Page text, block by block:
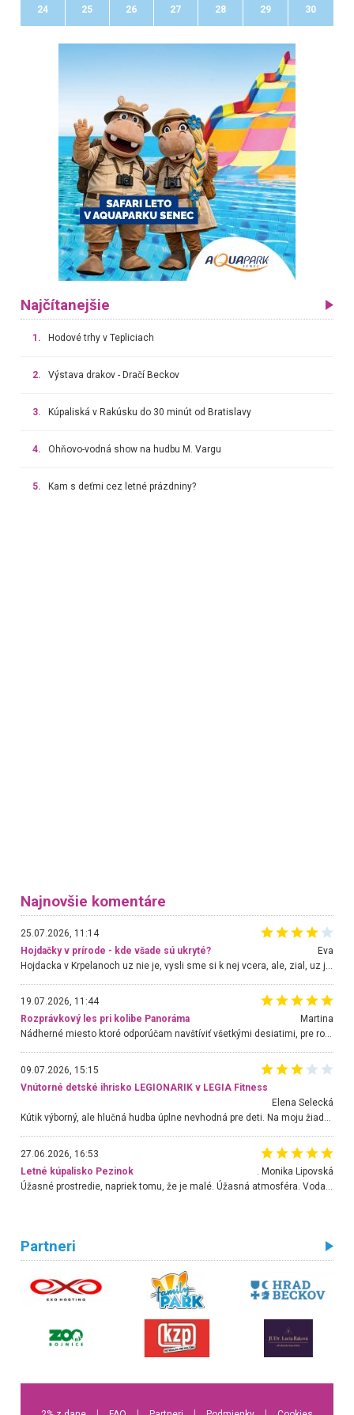
24 25 26 27 28 29 30
Najčítanejšie
1. Hodové trhy v Tepliciach
2. Výstava drakov - Dračí Beckov
3. Kúpaliská v Rakúsku do 30 minút od Bratislavy
4. Ohňovo-vodná show na hudbu M. Vargu
5. Kam s deťmi cez letné prázdniny?
Najnovšie komentáre
25.07.2026, 11:14
Hojdačky v prírode - kde všade sú ukryté?
Eva
19.07.2026, 11:44
Rozprávkový les pri kolibe Panoráma
Martina
Nádherné miesto ktoré odporúčam navštíviť všetkými desiatimi, pre rodiny s deťmi, dôchodcom... Proste a jednoducho ozaj rozprávkový les.. určite ešte prídeme. Odniesli sme si na pamiatku krásne tričká,
09.07.2026, 15:15
Vnútorné detské ihrisko LEGIONARIK v LEGIA Fitness
Elena Selecká
Kútik výborný, ale hlučná hudba úplne nevhodná pre deti. Na moju žiadosť o aspoň sušenie nereagovali.
27.06.2026, 16:53
Letné kúpalisko Pezinok
. Monika Lipovská
Partneri